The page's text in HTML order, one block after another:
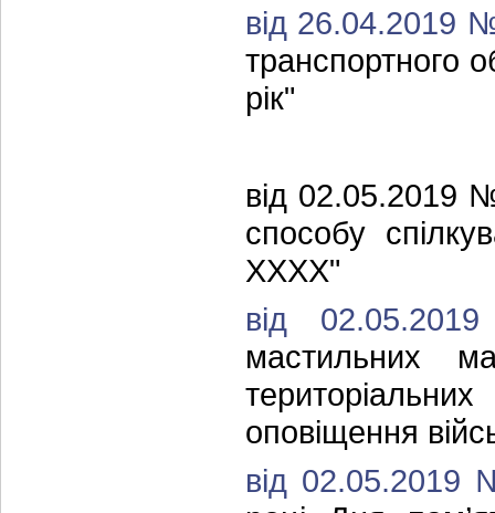
від 26.04.2019
транспортного
рік"
від
способу
ХХХХ"
від
мастильних
оповіщення
від